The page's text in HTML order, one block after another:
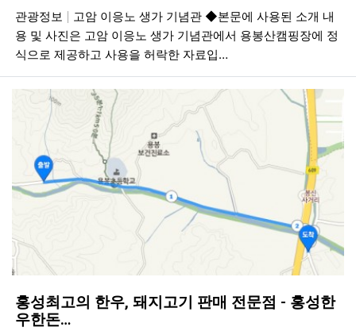
관광정보
고암 이응노 생가 기념관 ◆본문에 사용된 소개 내
용 및 사진은 고암 이응노 생가 기념관에서 용봉산캠핑장에 정
식으로 제공하고 사용을 허락한 자료입…
홍성최고의 한우, 돼지고기 판매 전문점 - 홍성한
우한돈…